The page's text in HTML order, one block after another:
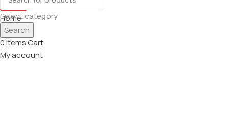
Select category
Search
Accept
Home
Shop
0itemsCart
My account